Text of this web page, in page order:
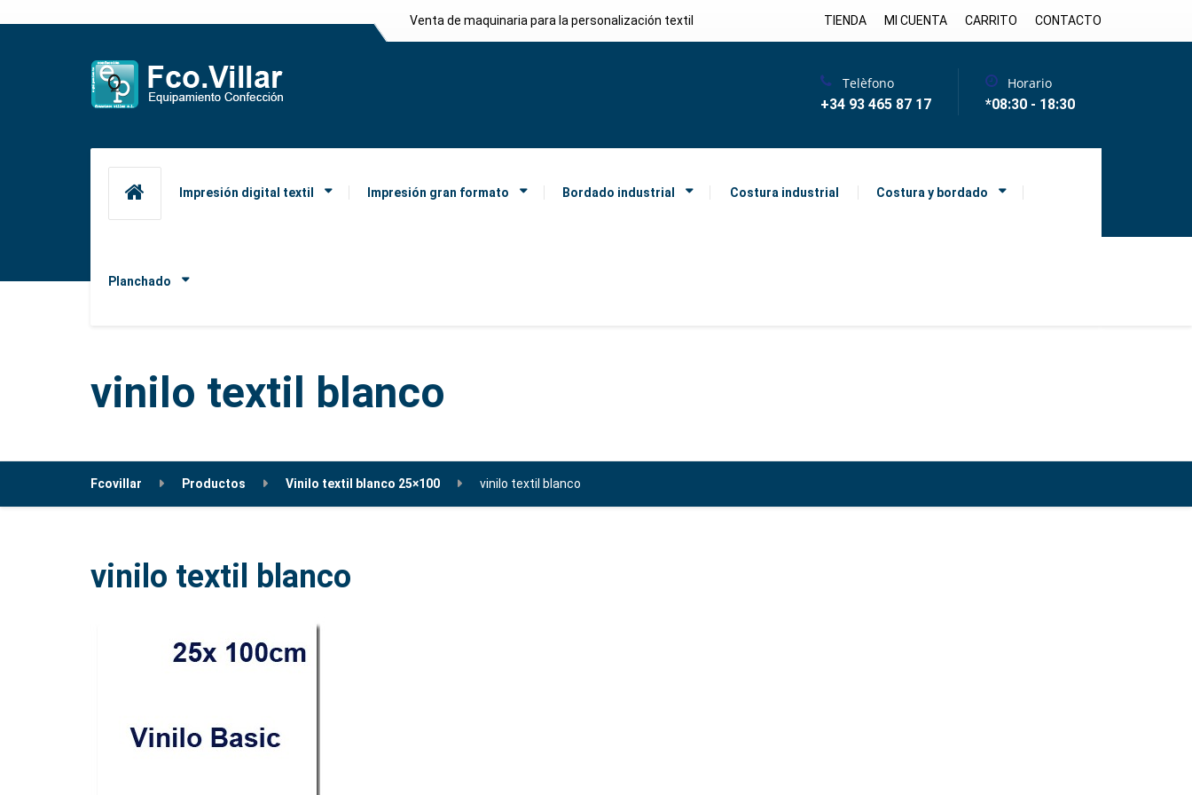
Venta de maquinaria para la personalización textil TIENDA MI CUENTA CARRITO CONTACTO
Impresión digital textil Impresión gran formato Bordado industrial Costura industrial Costura y bordado
Planchado
Telèfono
+34 93 465 87 17
Horario
*08:30 - 18:30
vinilo textil blanco
Fcovillar Productos Vinilo textil blanco 25×100 vinilo textil blanco
vinilo textil blanco